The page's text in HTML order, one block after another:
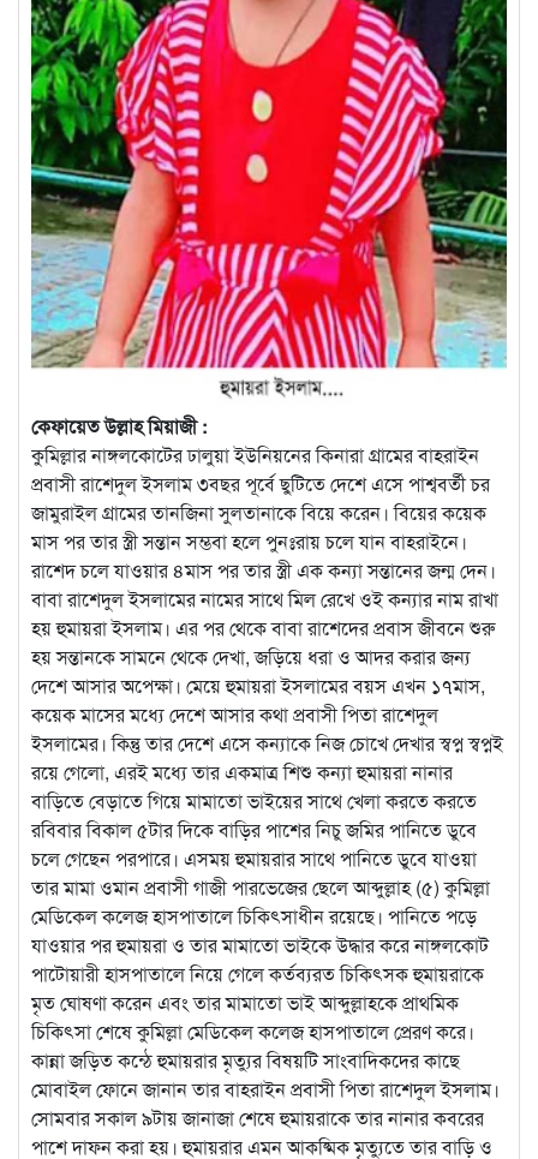
কেফায়েত উল্লাহ মিয়াজী :
কুমিল্লার নাঙ্গলকোটের ঢালুয়া ইউনিয়নের কিনারা গ্রামের বাহরাইন
প্রবাসী রাশেদুল ইসলাম ৩বছর পূর্বে ছুটিতে দেশে এসে পাশ্ববর্তী চর
জামুরাইল গ্রামের তানজিনা সুলতানাকে বিয়ে করেন। বিয়ের কয়েক
মাস পর তার স্ত্রী সন্তান সম্ভবা হলে পুনঃরায় চলে যান বাহরাইনে।
রাশেদ চলে যাওয়ার ৪মাস পর তার স্ত্রী এক কন্যা সন্তানের জন্ম দেন।
বাবা রাশেদুল ইসলামের নামের সাথে মিল রেখে ওই কন্যার নাম রাখা
হয় হুমায়রা ইসলাম। এর পর থেকে বাবা রাশেদের প্রবাস জীবনে শুরু
হয় সন্তানকে সামনে থেকে দেখা, জড়িয়ে ধরা ও আদর করার জন্য
দেশে আসার অপেক্ষা। মেয়ে হুমায়রা ইসলামের বয়স এখন ১৭মাস,
কয়েক মাসের মধ্যে দেশে আসার কথা প্রবাসী পিতা রাশেদুল
ইসলামের। কিন্তু তার দেশে এসে কন্যাকে নিজ চোখে দেখার স্বপ্ন স্বপ্নই
রয়ে গেলো, এরই মধ্যে তার একমাত্র শিশু কন্যা হুমায়রা নানার
বাড়িতে বেড়াতে গিয়ে মামাতো ভাইয়ের সাথে খেলা করতে করতে
রবিবার বিকাল ৫টার দিকে বাড়ির পাশের নিচু জমির পানিতে ডুবে
চলে গেছেন পরপারে। এসময় হুমায়রার সাথে পানিতে ডুবে যাওয়া
তার মামা ওমান প্রবাসী গাজী পারভেজের ছেলে আব্দুল্লাহ (৫) কুমিল্লা
মেডিকেল কলেজ হাসপাতালে চিকিৎসাধীন রয়েছে। পানিতে পড়ে
যাওয়ার পর হুমায়রা ও তার মামাতো ভাইকে উদ্ধার করে নাঙ্গলকোট
পাটোয়ারী হাসপাতালে নিয়ে গেলে কর্তব্যরত চিকিৎসক হুমায়রাকে
মৃত ঘোষণা করেন এবং তার মামাতো ভাই আব্দুল্লাহকে প্রাথমিক
চিকিৎসা শেষে কুমিল্লা মেডিকেল কলেজ হাসপাতালে প্রেরণ করে।
কান্না জড়িত কন্ঠে হুমায়রার মৃত্যুর বিষয়টি সাংবাদিকদের কাছে
মোবাইল ফোনে জানান তার বাহরাইন প্রবাসী পিতা রাশেদুল ইসলাম।
সোমবার সকাল ৯টায় জানাজা শেষে হুমায়রাকে তার নানার কবরের
পাশে দাফন করা হয়। হুমায়রার এমন আকষ্মিক মৃত্যুতে তার বাড়ি ও